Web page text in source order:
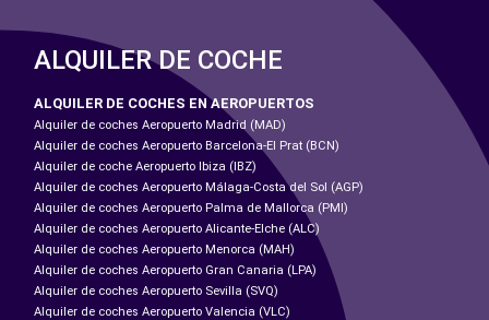
ALQUILER DE COCHE
ALQUILER DE COCHES EN AEROPUERTOS
Alquiler de coches Aeropuerto Madrid (MAD)
Alquiler de coches Aeropuerto Barcelona-El Prat (BCN)
Alquiler de coche Aeropuerto Ibiza (IBZ)
Alquiler de coches Aeropuerto Málaga-Costa del Sol (AGP)
Alquiler de coches Aeropuerto Palma de Mallorca (PMI)
Alquiler de coches Aeropuerto Alicante-Elche (ALC)
Alquiler de coches Aeropuerto Menorca (MAH)
Alquiler de coches Aeropuerto Gran Canaria (LPA)
Alquiler de coches Aeropuerto Sevilla (SVQ)
Alquiler de coches Aeropuerto Valencia (VLC)